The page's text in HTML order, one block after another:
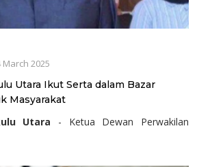
March 2025
Utara Ikut Serta dalam Bazar
Masyarakat
Utara - Ketua Dewan Perwakilan